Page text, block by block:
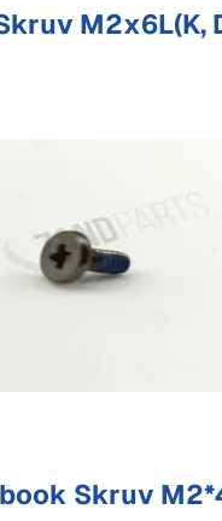
M2x6L(K,
Skruv